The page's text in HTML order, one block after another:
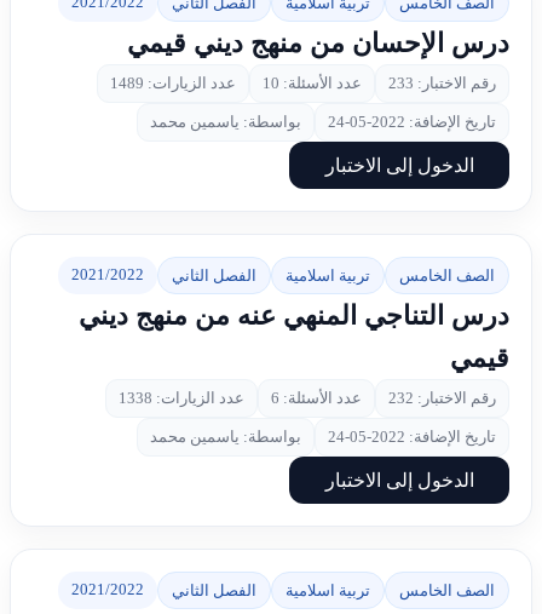
درس الإحسان من منهج ديني قيمي
رقم الاختبار: 233 عدد الأسئلة: 10 عدد الزيارات: 1489
تاريخ الإضافة: 2022-05-24 بواسطة: ياسمين محمد
الدخول إلى الاختبار
الصف الخامس تربية اسلامية الفصل الثاني 2021/2022
درس التناجي المنهي عنه من منهج ديني
قيمي
رقم الاختبار: 232 عدد الأسئلة: 6 عدد الزيارات: 1338
تاريخ الإضافة: 2022-05-24 بواسطة: ياسمين محمد
الدخول إلى الاختبار
الصف الخامس تربية اسلامية الفصل الثاني 2021/2022